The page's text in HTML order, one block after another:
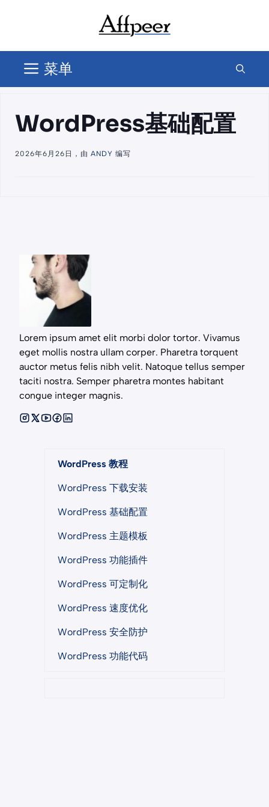
容
菜单
WordPress基础配置
2026年6月26日，由 ANDY 编写
Lorem ipsum amet elit morbi dolor tortor. Vivamus
eget mollis nostra ullam corper. Pharetra torquent
auctor metus felis nibh velit. Natoque tellus semper
taciti nostra. Semper pharetra montes habitant
congue integer magnis.
WordPress 教程
WordPress 下载安装
WordPress 基础配置
WordPress 主题模板
WordPress 功能插件
WordPress 可定制化
WordPress 速度优化
WordPress 安全防护
WordPress 功能代码